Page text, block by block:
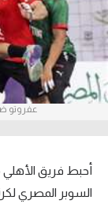
ركن الألعاب
بطولات
أمريكا 2026
الدوري
الدوري الإسباني
عفروتو
أحبط فريق
السوبر المصري لكرة